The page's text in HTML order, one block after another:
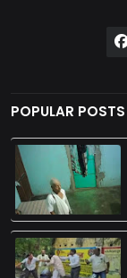
POPULAR POSTS